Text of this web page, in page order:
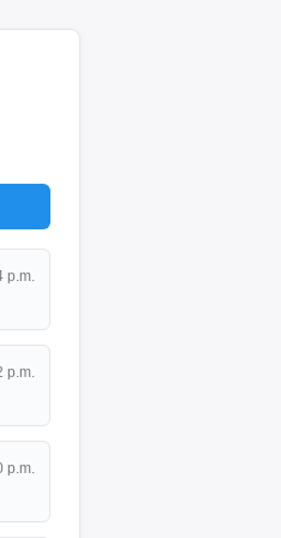
p.m.
p.m.
p.m.